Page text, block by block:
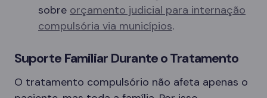
sobre orçamento judicial para internação
compulsória via municípios.
Suporte Familiar Durante o Tratamento
O tratamento compulsório não afeta apenas o